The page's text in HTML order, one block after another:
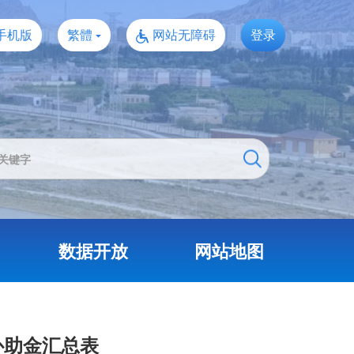
机版 繁體 网站无障碍 登录
数据开放 网站地图
金汇总表